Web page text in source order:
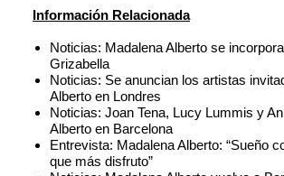
Información Relacionada
Noticias: Madalena Alberto se
Grizabella
Noticias: Se anuncian los artistas
Alberto en Londres
Noticias: Joan Tena, Lucy Lummis y
Alberto en Barcelona
Entrevista: Madalena Alberto: “Sueño
que más disfruto”